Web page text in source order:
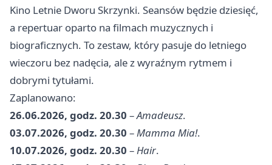
Kino Letnie Dworu Skrzynki. Seansów będzie dziesięć,
a repertuar oparto na filmach muzycznych i
biograficznych. To zestaw, który pasuje do letniego
wieczoru bez nadęcia, ale z wyraźnym rytmem i
dobrymi tytułami.
Zaplanowano:
26.06.2026, godz. 20.30 –Amadeusz.
03.07.2026, godz. 20.30 –Mamma Mia!.
10.07.2026, godz. 20.30 –Hair.